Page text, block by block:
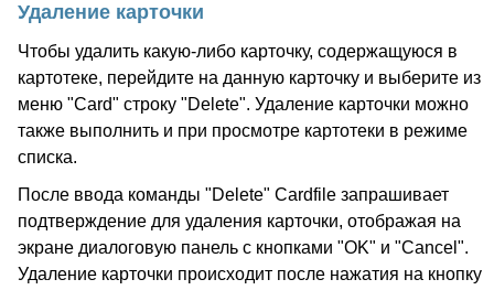
Удаление карточки
Чтобы удалить какую-либо карточку, содержащуюся в
картотеке, перейдите на данную карточку и выберите из
меню "Card" строку "Delete". Удаление карточки можно
также выполнить и при просмотре картотеки в режиме
списка.
После ввода команды "Delete" Cardfile запрашивает
подтверждение для удаления карточки, отображая на
экране диалоговую панель с кнопками "OK" и "Cancel".
Удаление карточки происходит после нажатия на кнопку